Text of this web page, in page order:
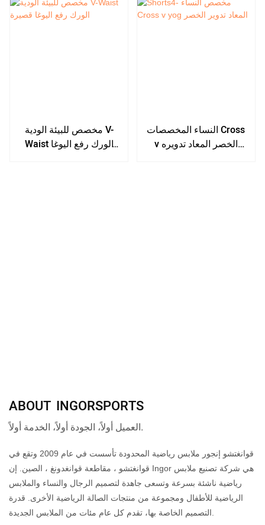
مخصص للبيئة الودية V-
Waist الورك رفع اليوغا
النساء المخصصات Cross
v الخصر المعاد تدويره
ABOUT INGORSPORTS
العميل أولاً، الجودة أولاً، الخدمة أولاً.
قوانغتشو إنجور ملابس رياضية المحدودة تأسست في عام 2009 وتقع في
قوانغتشو ، مقاطعة قوانغدونغ ، الصين. إن Ingor هي شركة تصنيع ملابس
رياضية ناشئة بسرعة وتسعى جاهدة لتصميم الرجال والنساء والملابس
الرياضية للأطفال ومجموعة من منتجات الصالة الرياضية الأخرى. قدرة